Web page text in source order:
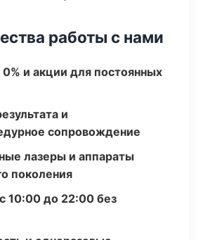
работы с нами
0% и акции для постоянных
и
сопровождение
лазеры и аппараты
поколения
10:00 до 22:00 без